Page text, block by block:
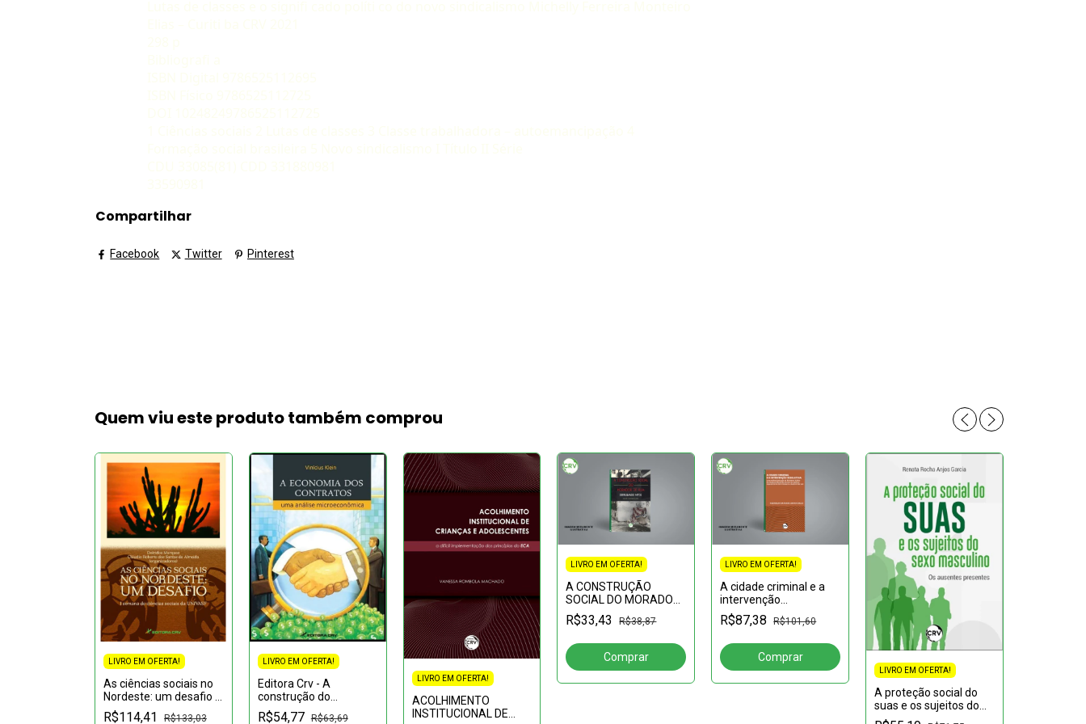
Compartilhar
Facebook Twitter Pinterest
Quem viu este produto também comprou
LIVRO EM OFERTA!
As ciências sociais no
Nordeste: um desafio I
semana de ciências
R$114,41 R$133,03
LIVRO EM OFERTA!
Editora Crv - A
construção do
abusador sexual
R$54,77 R$63,69
LIVRO EM OFERTA!
ACOLHIMENTO
INSTITUCIONAL DE
LIVRO EM OFERTA!
A CONSTRUÇÃO
SOCIAL DO MORADOR
DE RUA:derrubando
mitos
R$33,43 R$38,87
LIVRO EM OFERTA!
A cidade criminal e a
intervenção
resolutiva:Uma análise
da atuação do
Estado do Maranhão
em face
R$87,38 R$101,60
LIVRO EM OFERTA!
A proteção social do
suas e os sujeitos do
sexo masculino:Os